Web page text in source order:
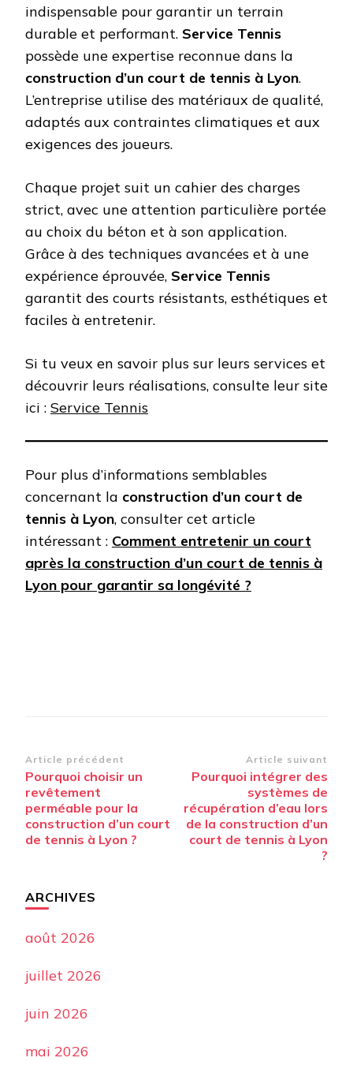
indispensable pour garantir un terrain
durable et performant. Service Tennis
possède une expertise reconnue dans la
construction d’un court de tennis à Lyon.
L’entreprise utilise des matériaux de qualité,
adaptés aux contraintes climatiques et aux
exigences des joueurs.
Chaque projet suit un cahier des charges
strict, avec une attention particulière portée
au choix du béton et à son application.
Grâce à des techniques avancées et à une
expérience éprouvée, Service Tennis
garantit des courts résistants, esthétiques et
faciles à entretenir.
Si tu veux en savoir plus sur leurs services et
découvrir leurs réalisations, consulte leur site
ici : Service Tennis
Pour plus d’informations semblables
concernant la construction d’un court de
tennis à Lyon, consulter cet article
intéressant : Comment entretenir un court
après la construction d’un court de tennis à
Lyon pour garantir sa longévité ?
Navigation
d’article
Article précédent
Pourquoi choisir un
revêtement
perméable pour la
construction d’un court
de tennis à Lyon ?
Article suivant
Pourquoi intégrer des
systèmes de
récupération d’eau lors
de la construction d’un
court de tennis à Lyon
?
ARCHIVES
août 2026
juillet 2026
juin 2026
mai 2026